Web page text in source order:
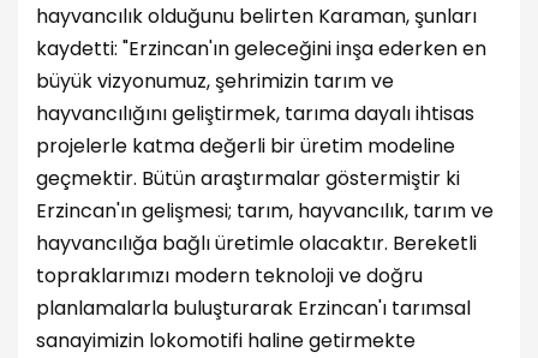
hayvancılık olduğunu belirten Karaman, şunları
kaydetti: "Erzincan'ın geleceğini inşa ederken en
büyük vizyonumuz, şehrimizin tarım ve
hayvancılığını geliştirmek, tarıma dayalı ihtisas
projelerle katma değerli bir üretim modeline
geçmektir. Bütün araştırmalar göstermiştir ki
Erzincan'ın gelişmesi; tarım, hayvancılık, tarım ve
hayvancılığa bağlı üretimle olacaktır. Bereketli
topraklarımızı modern teknoloji ve doğru
planlamalarla buluşturarak Erzincan'ı tarımsal
sanayimizin lokomotifi haline getirmekte